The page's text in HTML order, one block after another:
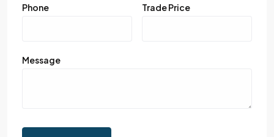
Phone Trade Price
Message